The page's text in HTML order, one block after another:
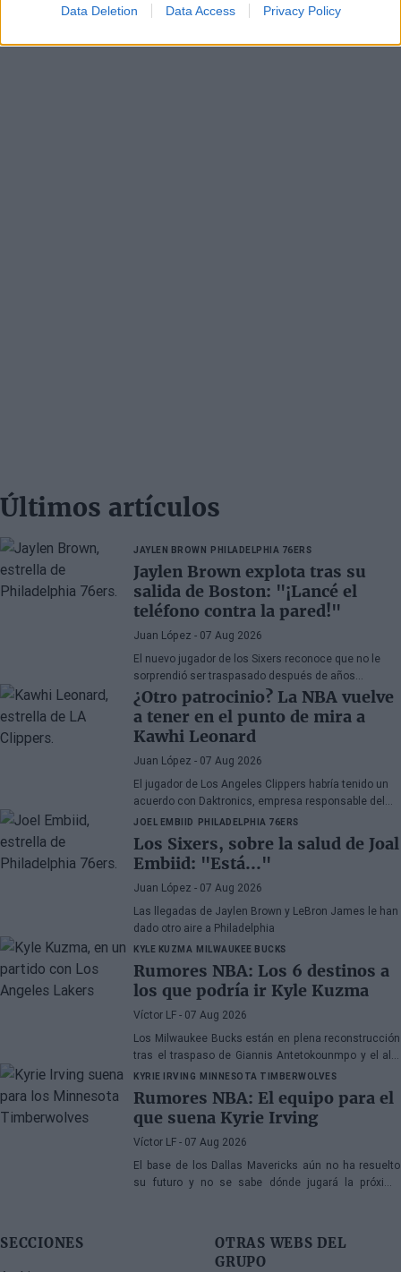
Data Deletion Data Access Privacy Policy
Últimos artículos
JAYLEN BROWN PHILADELPHIA 76ERS
Jaylen Brown explota tras su
salida de Boston: "¡Lancé el
teléfono contra la pared!"
Juan López - 07 Aug 2026
El nuevo jugador de los Sixers reconoce que no le
sorprendió ser traspasado después de años
apareciendo en rumores, aunque admite su
decepción por la manera en la que los Celtics
gestionaron la situación.
¿Otro patrocinio? La NBA vuelve
a tener en el punto de mira a
Kawhi Leonard
Juan López - 07 Aug 2026
El jugador de Los Angeles Clippers habría tenido un
acuerdo con Daktronics, empresa responsable del
videomarcador del Intuit Dome
JOEL EMBIID PHILADELPHIA 76ERS
Los Sixers, sobre la salud de Joal
Embiid: "Está..."
Juan López - 07 Aug 2026
Las llegadas de Jaylen Brown y LeBron James le han
dado otro aire a Philadelphia
KYLE KUZMA MILWAUKEE BUCKS
Rumores NBA: Los 6 destinos a
los que podría ir Kyle Kuzma
Víctor LF - 07 Aug 2026
Los Milwaukee Bucks están en plena reconstrucción
tras el traspaso de Giannis Antetokounmpo y el ala-
pívot podría ser el siguiente
KYRIE IRVING MINNESOTA TIMBERWOLVES
Rumores NBA: El equipo para el
que suena Kyrie Irving
Víctor LF - 07 Aug 2026
El base de los Dallas Mavericks aún no ha resuelto
su futuro y no se sabe dónde jugará la próxima
SECCIONES
OTRAS WEBS DEL
GRUPO